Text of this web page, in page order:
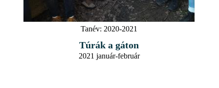
Tanév: 2020-2021
Túrák a gáton
2021 január-február